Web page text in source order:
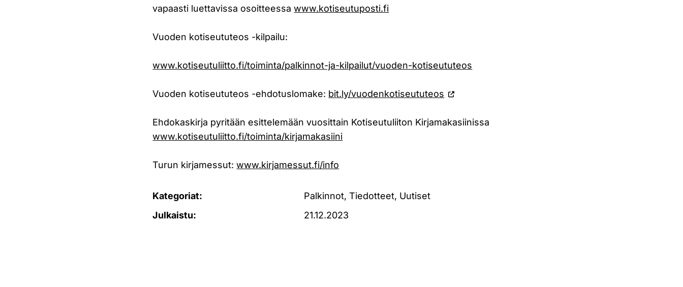
vapaasti luettavissa osoitteessawww.kotiseutuposti.fi
Vuoden kotiseututeos -kilpailu:
www.kotiseutuliitto.fi/toiminta/palkinnot-ja-kilpailut/vuoden-kotiseututeos
Vuoden kotiseututeos -ehdotuslomake: bit.ly/vuodenkotiseututeos
Ehdokaskirja pyritään esittelemään vuosittain Kotiseutuliiton Kirjamakasiinissa
www.kotiseutuliitto.fi/toiminta/kirjamakasiini
Turun kirjamessut:www.kirjamessut.fi/info
Kategoriat:
Palkinnot, Tiedotteet, Uutiset
Julkaistu:
21.12.2023